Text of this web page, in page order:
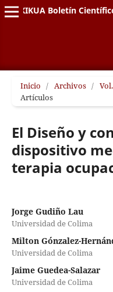
XIKUA Boletín
Inicio / Archivos /
Artículos
El Diseño y
dispositivo
terapia
Jorge Gudiño Lau
Universidad de Colima
Milton Gónzalez-
Universidad de Colima
Jaime Guedea-Salazar
Universidad de Colima